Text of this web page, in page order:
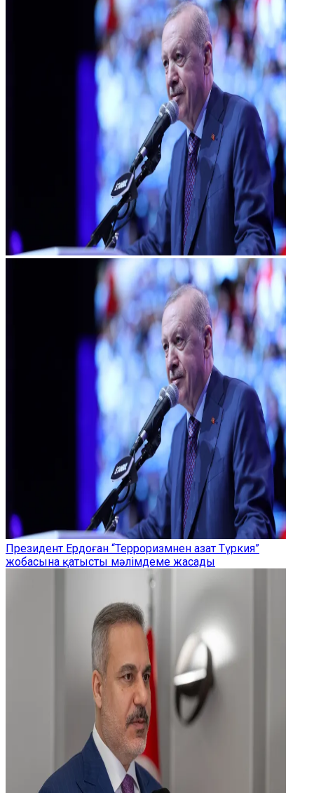
Президент Ердоған “Терроризмнен азат Түркия”
жобасына қатысты мәлімдеме жасады